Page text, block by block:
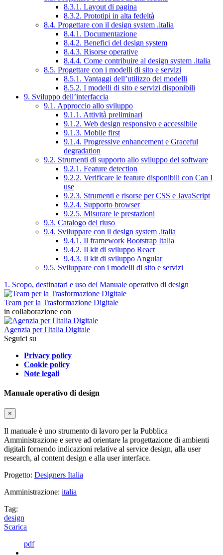
8.3.1. Layout di pagina
8.3.2. Prototipi in alta fedeltà
8.4. Progettare con il design system .italia
8.4.1. Documentazione
8.4.2. Benefici del design system
8.4.3. Risorse operative
8.4.4. Come contribuire al design system .italia
8.5. Progettare con i modelli di sito e servizi
8.5.1. Vantaggi dell’utilizzo dei modelli
8.5.2. I modelli di sito e servizi disponibili
9. Sviluppo dell’interfaccia
9.1. Approccio allo sviluppo
9.1.1. Attività preliminari
9.1.2. Web design responsivo e accessibile
9.1.3. Mobile first
9.1.4. Progressive enhancement e Graceful
degradation
9.2. Strumenti di supporto allo sviluppo del software
9.2.1. Feature detection
9.2.2. Verificare le feature disponibili con Can I
use
9.2.3. Strumenti e risorse per CSS e JavaScript
9.2.4. Supporto browser
9.2.5. Misurare le prestazioni
9.3. Catalogo del riuso
9.4. Sviluppare con il design system .italia
9.4.1. Il framework Bootstrap Italia
9.4.2. Il kit di sviluppo React
9.4.3. Il kit di sviluppo Angular
9.5. Sviluppare con i modelli di sito e servizi
1. Scopo, destinatari e uso del Manuale operativo di design
Team per la Trasformazione Digitale
in collaborazione con
Agenzia per l'Italia Digitale
Seguici su
Privacy policy
Cookie policy
Note legali
Manuale operativo di design
×
Il manuale è uno strumento di lavoro per la Pubblica
Amministrazione e serve ad orientare la progettazione di ambienti
digitali fornendo indicazioni relative al service design, alla user
research, al content design e alla user interface.
Progetto: Designers Italia
Amministrazione: italia
Tag:
design
Scarica
pdf